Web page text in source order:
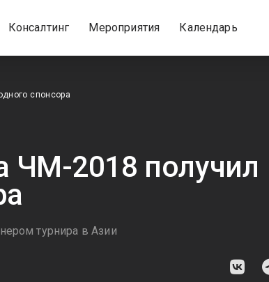
Консалтинг Мероприятия Календарь
спонсора
ЧМ-2018 получил
турнира в Азии